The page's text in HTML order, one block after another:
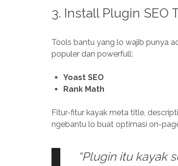
3. Install Plugin SEO
Tools bantu yang lo wajib punya
populer dan powerfull:
Yoast SEO
Rank Math
Fitur-fitur kayak meta title,
ngebantu lo buat optimasi on-
“Plugin itu kayak